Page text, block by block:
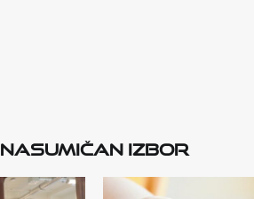
Nasumičan izbor